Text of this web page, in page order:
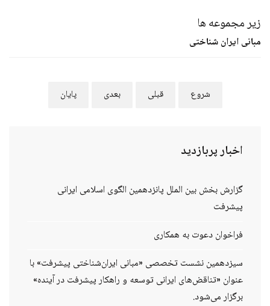
زیر مجموعه ها
مبانی ایران شناختی
شروع قبلی بعدی پایان
اخبارپربازدید
گزارش بخش بین الملل پانزدهمین الگوی اسلامی ایرانی
پیشرفت
فراخوان دعوت به همکاری
سیزدهمین نشست تخصصی «مبانی ایران‌شناختی پیشرفت» با
عنوان «تناقض‌های ایرانی توسعه و راهکار پیشرفت در آینده»
برگزار می‌شود.